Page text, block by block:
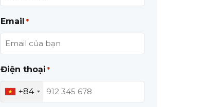
Email *
Điện thoại *
+84